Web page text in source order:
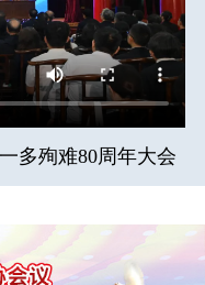
多殉难80周年大会